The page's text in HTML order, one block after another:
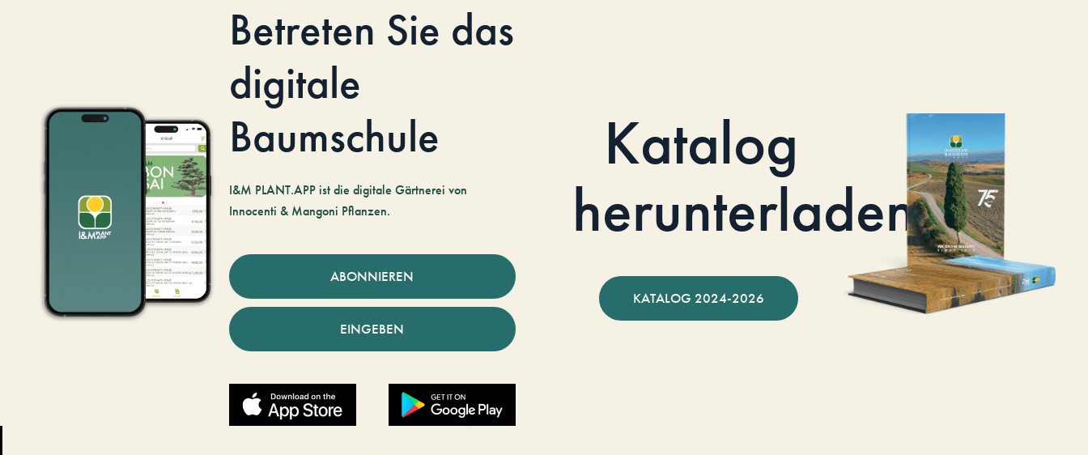
Betreten Sie das
digitale
Baumschule
I&M PLANT.APP ist die digitale Gärtnerei von
Innocenti & Mangoni Pflanzen.
ABONNIEREN
EINGEBEN
Katalog
herunterladen
KATALOG 2024-2026